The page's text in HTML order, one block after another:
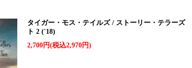
タイガー・モス・テイルズ / ストーリー・テラーズ
ト 2 ('18)
2,700円(税込2,970円)